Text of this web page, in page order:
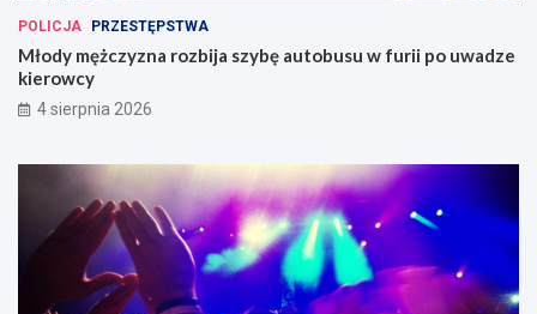
POLICJA PRZESTĘPSTWA
Młody mężczyzna rozbija szybę autobusu w furii po uwadze
kierowcy
4 sierpnia 2026